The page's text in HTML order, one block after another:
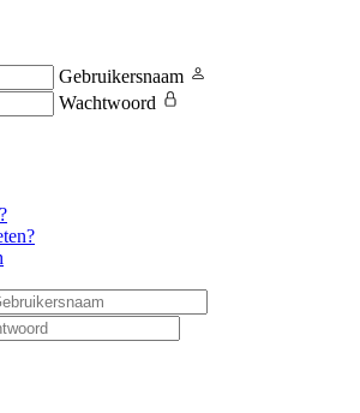
Gebruikersnaam
Wachtwoord